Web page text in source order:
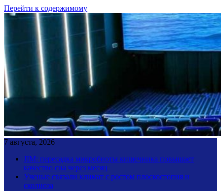
Перейти к содержимому
7 августа, 2026
JIM: пересадка микробиоты кишечника повышает
качество сна через месяц
Ученые связали климат с ростом плоскостопия и
сколиоза